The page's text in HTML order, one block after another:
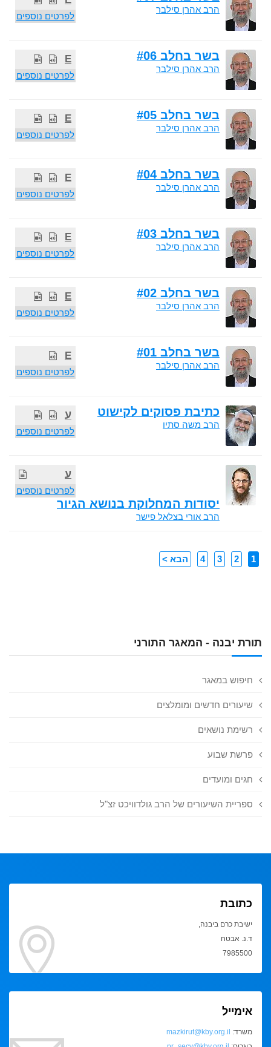
תורת יבנה - המאגר התורני
חיפוש במאגר
שיעורים חדשים ומומלצים
רשימת נושאים
פרשת שבוע
חגים ומועדים
ספריית השיעורים של הרב גולדוויכט זצ"ל
לפרטים נוספים
הרב אהרן סילבר
E
לפרטים נוספים
בשר בחלב #06
הרב אהרן סילבר
E
לפרטים נוספים
בשר בחלב #05
הרב אהרן סילבר
E
לפרטים נוספים
בשר בחלב #04
הרב אהרן סילבר
E
לפרטים נוספים
בשר בחלב #03
הרב אהרן סילבר
E
לפרטים נוספים
בשר בחלב #02
הרב אהרן סילבר
E
לפרטים נוספים
בשר בחלב #01
הרב אהרן סילבר
ע
לפרטים נוספים
כתיבת פסוקים לקישוט
הרב משה סתיו
ע
לפרטים נוספים
יסודות המחלוקת בנושא הגיור
הרב אורי בצלאל פישר
1
2
3
4 הבא >
כתובת
ישיבת כרם ביבנה,
ד.נ. אבטח
7985500
אימייל
משרד: mazkirut@kby.org.il